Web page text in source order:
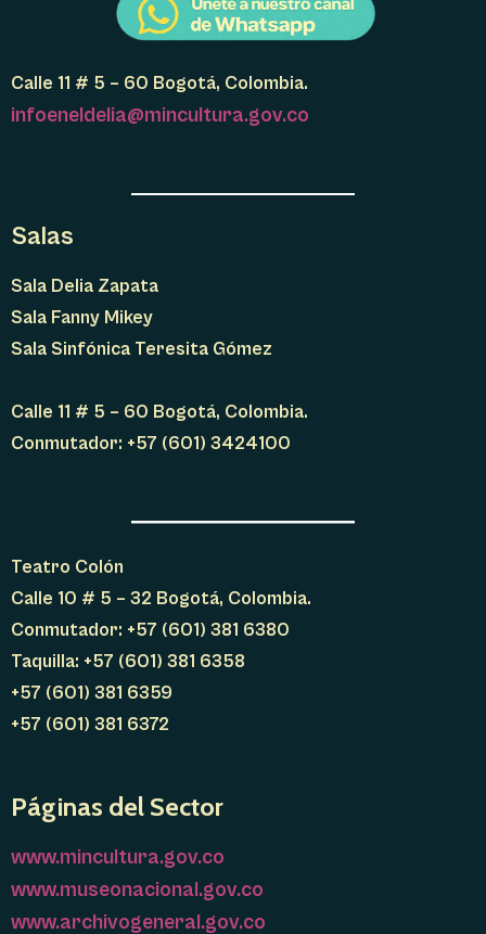
Calle 11 # 5 – 60 Bogotá, Colombia.
infoeneldelia@mincultura.gov.co
Salas
Sala Delia Zapata
Sala Fanny Mikey
Sala Sinfónica Teresita Gómez
Calle 11 # 5 – 60 Bogotá, Colombia.
Conmutador: +57 (601) 3424100
Teatro Colón
Calle 10 # 5 – 32 Bogotá, Colombia.
Conmutador: +57 (601) 381 6380
Taquilla: +57 (601) 381 6358
+57 (601) 381 6359
+57 (601) 381 6372
Páginas del Sector
www.mincultura.gov.co
www.museonacional.gov.co
www.archivogeneral.gov.co